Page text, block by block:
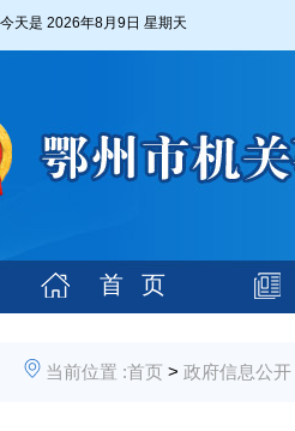
今天是 2026年8月9日 星期天
首 页
当前位置 :首页 > 政府信息公开